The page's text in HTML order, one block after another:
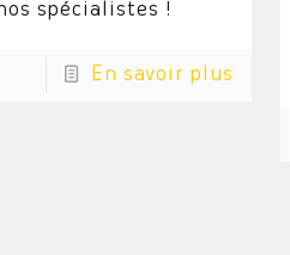
spécialistes !
En savoir plus